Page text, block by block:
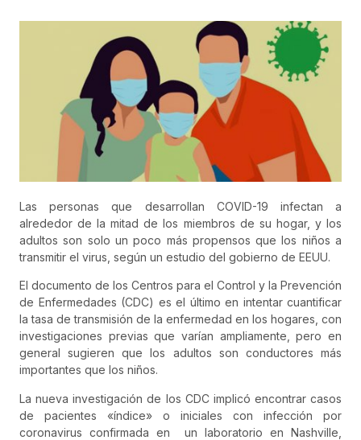
Las personas que desarrollan COVID-19 infectan a
alrededor de la mitad de los miembros de su hogar, y los
adultos son solo un poco más propensos que los niños a
transmitir el virus, según un estudio del gobierno de EEUU.
El documento de los Centros para el Control y la Prevención
de Enfermedades (CDC) es el último en intentar cuantificar
la tasa de transmisión de la enfermedad en los hogares, con
investigaciones previas que varían ampliamente, pero en
general sugieren que los adultos son conductores más
importantes que los niños.
La nueva investigación de los CDC implicó encontrar casos
de pacientes «índice» o iniciales con infección por
coronavirus confirmada en un laboratorio en Nashville,